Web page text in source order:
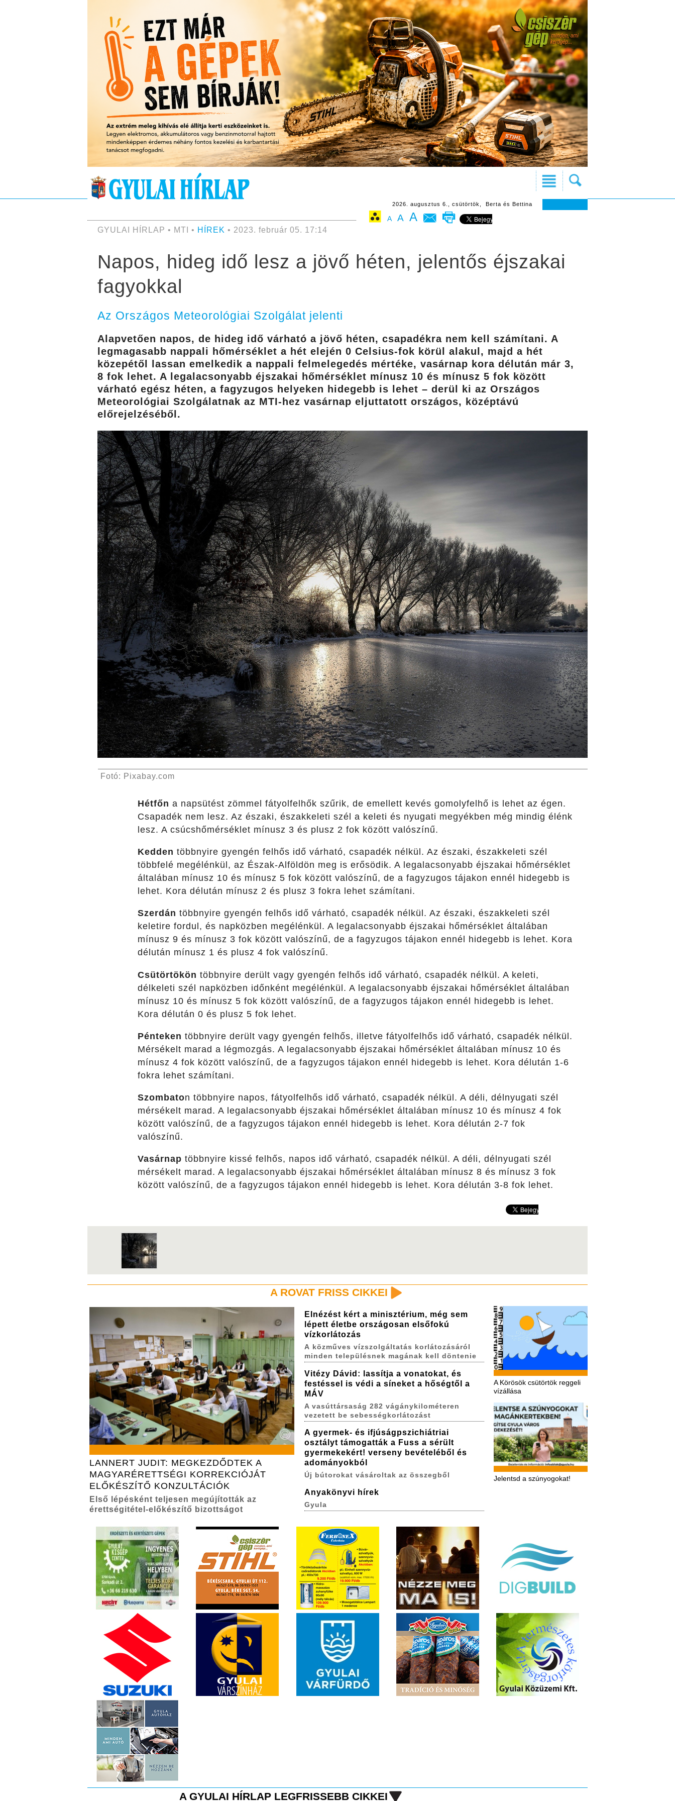
2026. augusztus 6., csütörtök, Berta és Bettina
A A A
GYULAI HÍRLAP • MTI • HÍREK • 2023. február 05. 17:14
Napos, hideg idő lesz a jövő héten, jelentős éjszakai
fagyokkal
Az Országos Meteorológiai Szolgálat jelenti
Alapvetően napos, de hideg idő várható a jövő héten, csapadékra nem kell számítani. A
legmagasabb nappali hőmérséklet a hét elején 0 Celsius-fok körül alakul, majd a hét
közepétől lassan emelkedik a nappali felmelegedés mértéke, vasárnap kora délután már 3,
8 fok lehet. A legalacsonyabb éjszakai hőmérséklet mínusz 10 és mínusz 5 fok között
várható egész héten, a fagyzugos helyeken hidegebb is lehet – derül ki az Országos
Meteorológiai Szolgálatnak az MTI-hez vasárnap eljuttatott országos, középtávú
előrejelzéséből.
Fotó: Pixabay.com
Hétfőn a napsütést zömmel fátyolfelhők szűrik, de emellett kevés gomolyfelhő is lehet az égen.
Csapadék nem lesz. Az északi, északkeleti szél a keleti és nyugati megyékben még mindig élénk
lesz. A csúcshőmérséklet mínusz 3 és plusz 2 fok között valószínű.
Kedden többnyire gyengén felhős idő várható, csapadék nélkül. Az északi, északkeleti szél
többfelé megélénkül, az Észak-Alföldön meg is erősödik. A legalacsonyabb éjszakai hőmérséklet
általában mínusz 10 és mínusz 5 fok között valószínű, de a fagyzugos tájakon ennél hidegebb is
lehet. Kora délután mínusz 2 és plusz 3 fokra lehet számítani.
Szerdán többnyire gyengén felhős idő várható, csapadék nélkül. Az északi, északkeleti szél
keletire fordul, és napközben megélénkül. A legalacsonyabb éjszakai hőmérséklet általában
mínusz 9 és mínusz 3 fok között valószínű, de a fagyzugos tájakon ennél hidegebb is lehet. Kora
délután mínusz 1 és plusz 4 fok valószínű.
Csütörtökön többnyire derült vagy gyengén felhős idő várható, csapadék nélkül. A keleti,
délkeleti szél napközben időnként megélénkül. A legalacsonyabb éjszakai hőmérséklet általában
mínusz 10 és mínusz 5 fok között valószínű, de a fagyzugos tájakon ennél hidegebb is lehet.
Kora délután 0 és plusz 5 fok lehet.
Pénteken többnyire derült vagy gyengén felhős, illetve fátyolfelhős idő várható, csapadék nélkül.
Mérsékelt marad a légmozgás. A legalacsonyabb éjszakai hőmérséklet általában mínusz 10 és
mínusz 4 fok között valószínű, de a fagyzugos tájakon ennél hidegebb is lehet. Kora délután 1-6
fokra lehet számítani.
Szombaton többnyire napos, fátyolfelhős idő várható, csapadék nélkül. A déli, délnyugati szél
mérsékelt marad. A legalacsonyabb éjszakai hőmérséklet általában mínusz 10 és mínusz 4 fok
között valószínű, de a fagyzugos tájakon ennél hidegebb is lehet. Kora délután 2-7 fok
valószínű.
Vasárnap többnyire kissé felhős, napos idő várható, csapadék nélkül. A déli, délnyugati szél
mérsékelt marad. A legalacsonyabb éjszakai hőmérséklet általában mínusz 8 és mínusz 3 fok
között valószínű, de a fagyzugos tájakon ennél hidegebb is lehet. Kora délután 3-8 fok lehet.
A ROVAT FRISS CIKKEI
LANNERT JUDIT: MEGKEZDŐDTEK A
MAGYARÉRETTSÉGI KORREKCIÓJÁT
ELŐKÉSZÍTŐ KONZULTÁCIÓK
Első lépésként teljesen megújították az
érettségitétel-előkészítő bizottságot
A Körösök csütörtök reggeli
vízállása
Jelentsd a szúnyogokat!
Elnézést kért a minisztérium, még sem
lépett életbe országosan elsőfokú
vízkorlátozás
A közműves vízszolgáltatás korlátozásáról
minden településnek magának kell döntenie
Vitézy Dávid: lassítja a vonatokat, és
festéssel is védi a síneket a hőségtől a
MÁV
A vasúttársaság 282 vágánykilométeren
vezetett be sebességkorlátozást
A gyermek- és ifjúságpszichiátriai
osztályt támogatták a Fuss a sérült
gyermekekért! verseny bevételéből és
adományokból
Új bútorokat vásároltak az összegből
Anyakönyvi hírek
Gyula
A GYULAI HÍRLAP LEGFRISSEBB CIKKEI